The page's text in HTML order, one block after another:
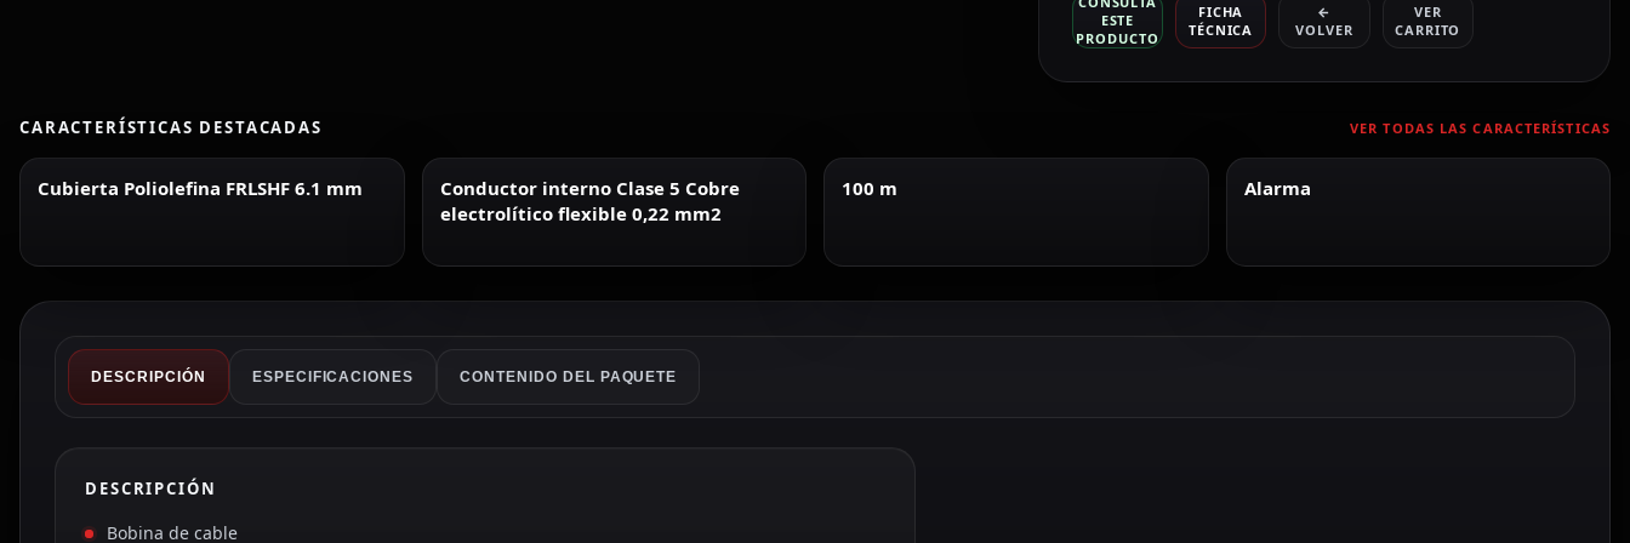
ESTE
PRODUCTO
FICHA
TÉCNICA
←
VOLVER
VER
CARRITO
CARACTERÍSTICAS DESTACADAS VER TODAS LAS CARACTERÍSTICAS
Cubierta Poliolefina FRLSHF 6.1 mm
Conductor interno Clase 5 Cobre
electrolítico flexible 0,22 mm2
100 m Alarma
DESCRIPCIÓN ESPECIFICACIONES CONTENIDO DEL PAQUETE
DESCRIPCIÓN
Bobina de cable